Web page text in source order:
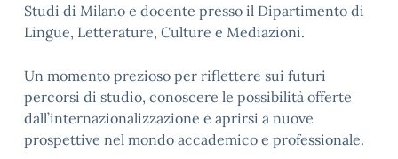
Studi di Milano e docente presso il Dipartimento di
Lingue, Letterature, Culture e Mediazioni.
Un momento prezioso per riflettere sui futuri
percorsi di studio, conoscere le possibilità offerte
dall’internazionalizzazione e aprirsi a nuove
prospettive nel mondo accademico e professionale.